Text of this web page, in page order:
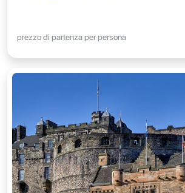
prezzo di partenza per persona